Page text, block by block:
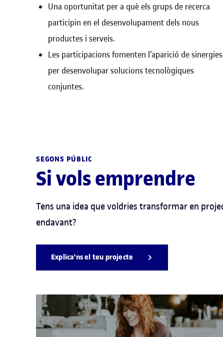
Una oportunitat per a què els grups de recerca
participin en el desenvolupament dels nous
productes i serveis.
Les participacions fomenten l’aparició de sinergies
per desenvolupar solucions tecnològiques
conjuntes.
SEGONS PÚBLIC
Si vols emprendre
Tens una idea que voldries transformar en
endavant?
Explica'ns el teu projecte